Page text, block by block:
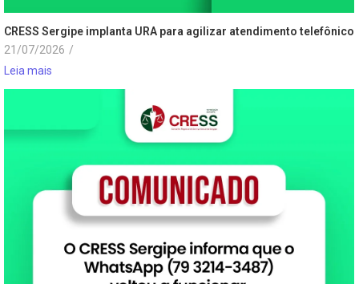
CRESS Sergipe implanta URA para agilizar atendimento telefônico
21/07/2026 /
Leia mais